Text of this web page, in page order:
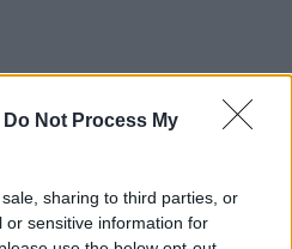
Do Not Process My
sharing to third parties, or
or sensitive information for